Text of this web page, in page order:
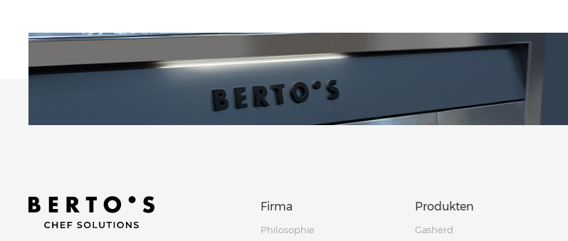
Firma
Philosophie
Produkten
Gasherd